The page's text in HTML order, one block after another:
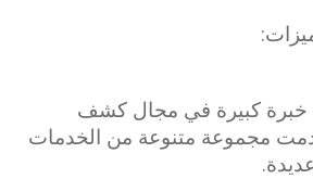
خبرة كبيرة في مجال كشف
مجموعة متنوعة من الخدمات